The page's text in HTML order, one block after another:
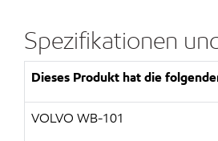
Spezifikationen
Dieses Produkt hat die
VOLVO WB-101